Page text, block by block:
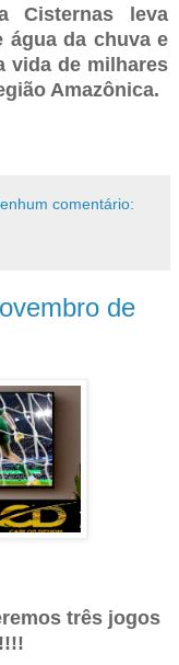
Cisternas leva
água da chuva e
vida de milhares
Amazônica.
comentário:
de
três jogos